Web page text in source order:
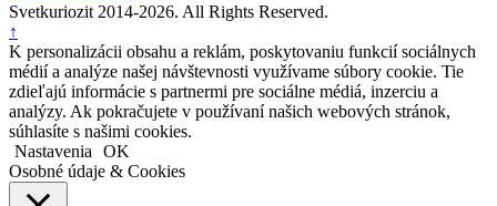
Svetkuriozit 2014-2026. All Rights Reserved.
↑
K personalizácii obsahu a reklám, poskytovaniu funkcií sociálnych
médií a analýze našej návštevnosti využívame súbory cookie. Tie
zdieľajú informácie s partnermi pre sociálne médiá, inzerciu a
analýzy. Ak pokračujete v používaní našich webových stránok,
súhlasíte s našimi cookies.
Nastavenia
OK
Osobné údaje & Cookies